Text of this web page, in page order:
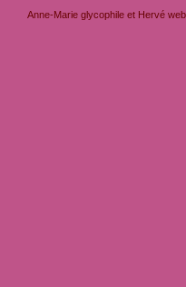
Anne-Marie glycophile et Hervé